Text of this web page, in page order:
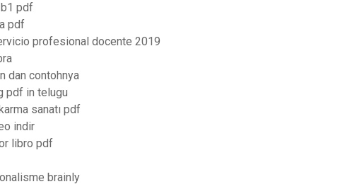
pdf
pdf
profesional docente 2019
dan contohnya
pdf in telugu
sanatı pdf
indir
libro pdf
brainly